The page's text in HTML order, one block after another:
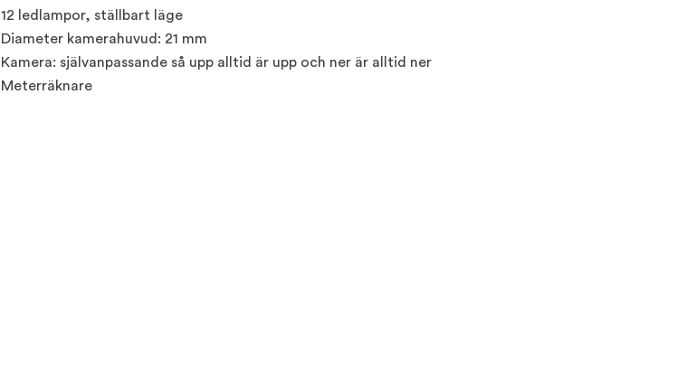
12 ledlampor, ställbart läge
Diameter kamerahuvud: 21 mm
Kamera: självanpassande så upp alltid är upp och ner är alltid ner
Meterräknare